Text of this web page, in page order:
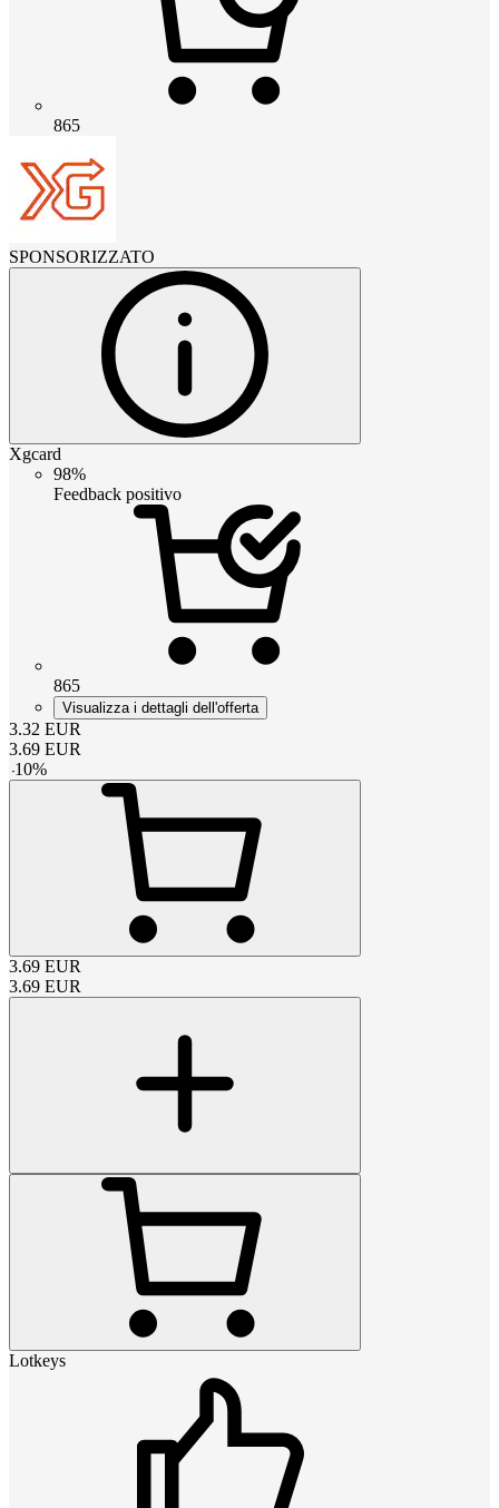
865
SPONSORIZZATO
Xgcard
98%
Feedback positivo
865
Visualizza i dettagli dell'offerta
3.32 EUR
3.69 EUR
-10%
3.69 EUR
3.69 EUR
Lotkeys